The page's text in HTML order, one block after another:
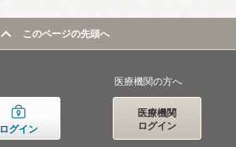
このページの先頭へ
ログイン
医療機関の方へ
医療機関
ログイン